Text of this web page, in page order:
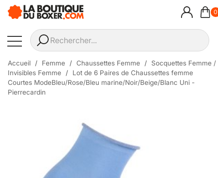
0
Accueil Femme Chaussettes Femme
Socquettes Femme /
Invisibles Femme
Lot de 6 Paires de Chaussettes femme
Courtes ModeBleu/Rose/Bleu marine/Noir/Beige/Blanc Uni -
Pierrecardin